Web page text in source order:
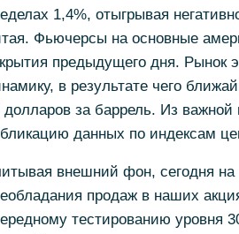
1,4%, отыгрывая
Фьючерсы на основные
предыдущего дня. Рынок
в результате чего
долларов за баррель. Из важной
данных по индексам
внешний фон, сегодня на
продаж в наших
тестированию уровня